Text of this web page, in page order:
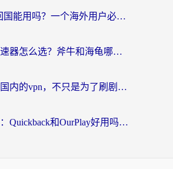
NordVPN 回国能用吗？一个海外用户必须面对的真实困境
海外回国加速器怎么选？斧牛和海龟哪个好？一篇帮你避开坑的实用指南
从匈牙利回国内的vpn，不只是为了刷剧那么简单
海外党必看：Quickback和OurPlay好用吗？3分钟选对回国加速器，无缝刷剧玩游戏